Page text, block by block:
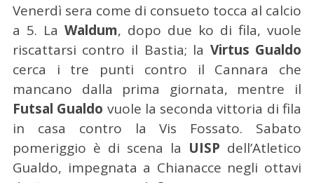
Venerdì sera come di consueto tocca al calcio
a 5. La Waldum, dopo due ko di fila, vuole
riscattarsi contro il Bastia; la Virtus Gualdo
cerca i tre punti contro il Cannara che
mancano dalla prima giornata, mentre il
Futsal Gualdo vuole la seconda vittoria di fila
in casa contro la Vis Fossato. Sabato
pomeriggio è di scena la UISP dell’Atletico
Gualdo, impegnata a Chianacce negli ottavi